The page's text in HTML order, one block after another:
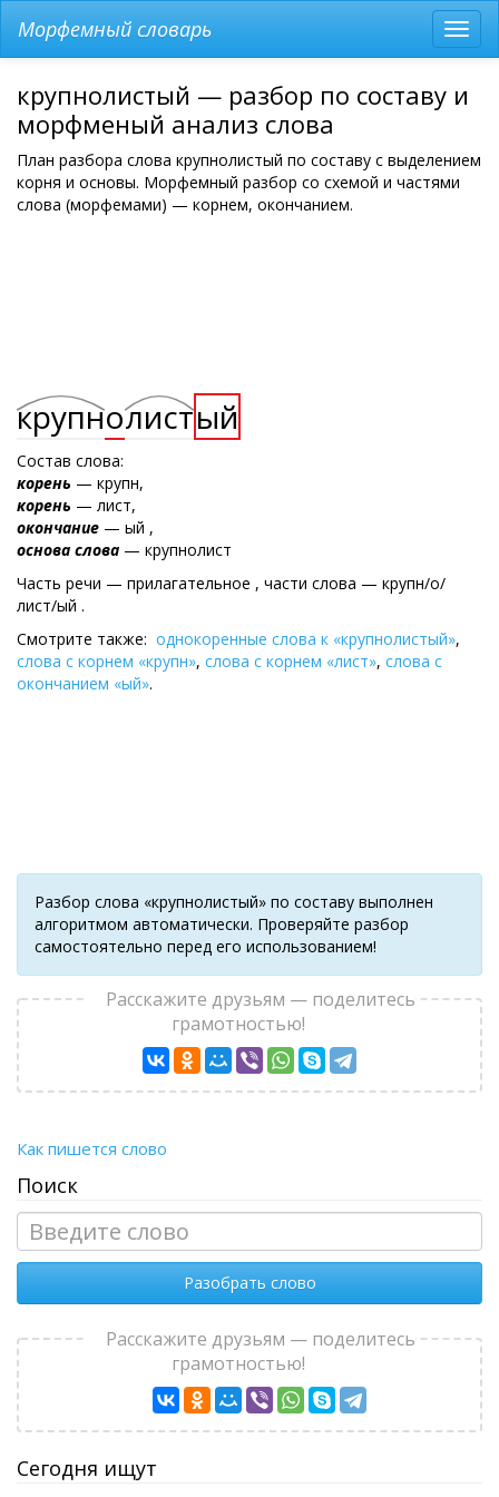
меню
Морфемный словарь
крупнолистый — разбор по составу и
морфменый анализ слова
План разбора слова крупнолистый по составу с выделением
корня и основы. Морфемный разбор со схемой и частями
слова (морфемами) — корнем, окончанием.
крупнолистый
Состав слова:
корень — крупн,
корень — лист,
окончание — ый ,
основа слова — крупнолист
Часть речи — прилагательное , части слова — крупн/о/
лист/ый .
Смотрите также: однокоренные слова к «крупнолистый»,
слова с корнем «крупн», слова с корнем «лист», слова с
окончанием «ый».
Разбор слова «крупнолистый» по составу выполнен
алгоритмом автоматически. Проверяйте разбор
самостоятельно перед его использованием!
Расскажите друзьям — поделитесь
грамотностью!
Как пишется слово
Поиск
Разобрать слово
Расскажите друзьям — поделитесь
грамотностью!
Сегодня ищут